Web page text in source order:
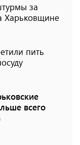
за
Харьковщине
пить
всего